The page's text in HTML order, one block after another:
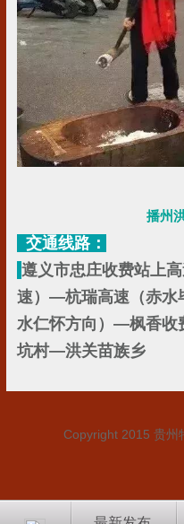
播州
交通线路：
遵义市忠庄收费站上
速）—杭瑞高速（赤水
水仁怀方向）—枫香
坑村—洪关苗族乡
Copyright 2015 贵州